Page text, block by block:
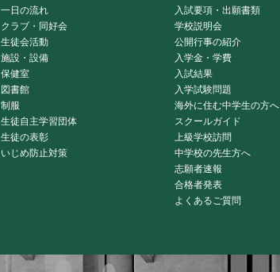
一日の流れ
クラブ・同好会
生徒会活動
施設・設備
保健室
図書館
制服
生徒自主学習団体
生徒の表彰
いじめ防止対策
入試要項・出願書類
学校説明会
公開行事の紹介
入学金・学費
入試結果
入学試験問題
海外に住む中学生の方へ
スクールガイド
上級学校訪問
中学校の先生方へ
志願者速報
合格者発表
よくあるご質問